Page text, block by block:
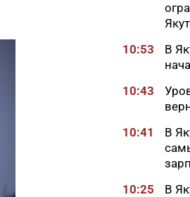
10:53
В
10:43
10:41
В
10:25
В